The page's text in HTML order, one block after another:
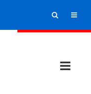
ricerca menu